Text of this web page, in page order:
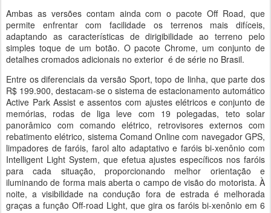
Ambas as versões contam ainda com o pacote Off Road, que
permite enfrentar com facilidade os terrenos mais difíceis,
adaptando as características de dirigibilidade ao terreno pelo
simples toque de um botão. O pacote Chrome, um conjunto de
detalhes cromados adicionais no exterior é de série no Brasil.
Entre os diferenciais da versão Sport, topo de linha, que parte dos
R$ 199.900, destacam-se o sistema de estacionamento automático
Active Park Assist e assentos com ajustes elétricos e conjunto de
memórias, rodas de liga leve com 19 polegadas, teto solar
panorâmico com comando elétrico, retrovisores externos com
rebatimento elétrico, sistema Comand Online com navegador GPS,
limpadores de faróis, farol alto adaptativo e faróis bi-xenônio com
Intelligent Light System, que efetua ajustes específicos nos faróis
para cada situação, proporcionando melhor orientação e
iluminando de forma mais aberta o campo de visão do motorista. À
noite, a visibilidade na condução fora de estrada é melhorada
graças a função Off-road Light, que gira os faróis bi-xenônio em 6